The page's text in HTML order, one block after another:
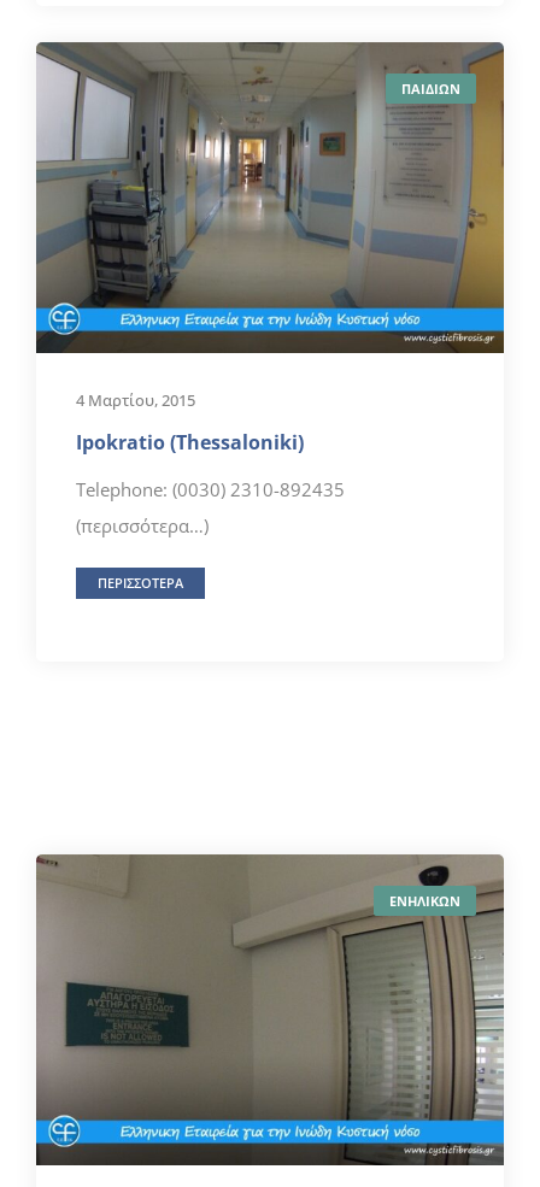
ΠΑΙΔΙΩΝ
4 Μαρτίου, 2015
Ipokratio (Thessaloniki)
Telephone: (0030) 2310-892435
(περισσότερα…)
ΠΕΡΙΣΣΟΤΕΡΑ
ΕΝΗΛΙΚΩΝ